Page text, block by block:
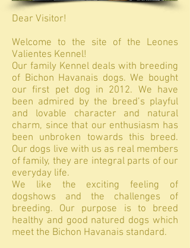
Dear Visitor!
Welcome to the site of the Leones
Valientes Kennel!
Our family Kennel deals with breeding
of Bichon Havanais dogs. We bought
our first pet dog in 2012. We have
been admired by the breed’s playful
and lovable character and natural
charm, since that our enthusiasm has
been unbroken towards this breed.
Our dogs live with us as real members
of family, they are integral parts of our
everyday life.
We like the exciting feeling of
dogshows and the challenges of
breeding. Our purpose is to breed
healthy and good natured dogs which
meet the Bichon Havanais standard.